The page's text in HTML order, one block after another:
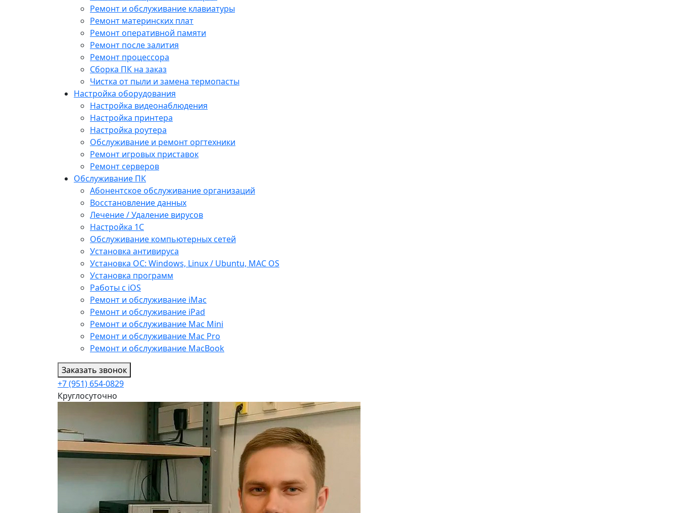
Ремонт и обслуживание клавиатуры
Ремонт материнских плат
Ремонт оперативной памяти
Ремонт после залития
Ремонт процессора
Сборка ПК на заказ
Чистка от пыли и замена термопасты
Настройка оборудования
Настройка видеонаблюдения
Настройка принтера
Настройка роутера
Обслуживание и ремонт оргтехники
Ремонт игровых приставок
Ремонт серверов
Обслуживание ПК
Абонентское обслуживание организаций
Восстановление данных
Лечение / Удаление вирусов
Настройка 1С
Обслуживание компьютерных сетей
Установка антивируса
Установка ОС: Windows, Linux / Ubuntu, МАС OS
Установка программ
Работы с iOS
Ремонт и обслуживание iMac
Ремонт и обслуживание iPad
Ремонт и обслуживание Mac Mini
Ремонт и обслуживание Mac Pro
Ремонт и обслуживание MacBook
Заказать звонок
+7 (951) 654-0829
Круглосуточно